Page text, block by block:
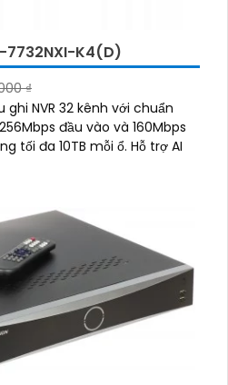
7732NXI-K4(D)
₫
NVR 32 kênh với chuẩn
đầu vào và 160Mbps